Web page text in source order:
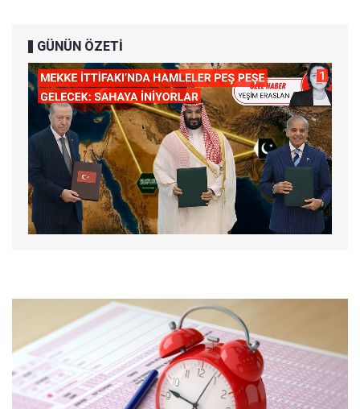
GÜNÜN ÖZETİ